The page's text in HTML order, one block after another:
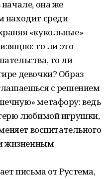
она же
находит среди
«кукольные»
то ли это
то ли
девочки? Образ
с решением
метафору: ведь
любимой игрушки,
воспитательного
жизненным
письма от Рустема,